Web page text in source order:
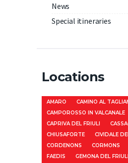
News
Special itineraries
Locations
AMARO
CAMINO AL
CAMPOROSSO IN VALCANALE
CAPRIVA DEL FRIULI
CHIUSAFORTE
CIVIDALE
CORDENONS
CORMONS
FAEDIS
GEMONA DEL FRIULI